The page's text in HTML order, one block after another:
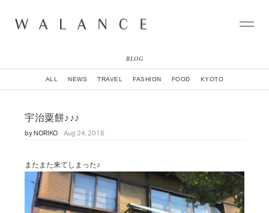
COLLECTION
CITY
NEIGHBORHOOD
NATURAL DYE COLLECTION
NEWS
STOCKIST
CONTACT
BLOG
ALL NEWS TRAVEL FASHION FOOD KYOTO
宇治粟餅♪♪♪
byNORIKO Aug 24, 2018
またまた来てしまった♪